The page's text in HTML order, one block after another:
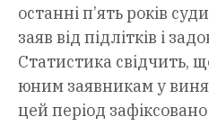
останні п’ять років
заяв від підлітків і
Статистика свідчить,
юним заявникам у
цей період